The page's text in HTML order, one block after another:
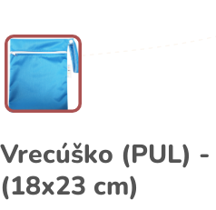
Vrecúško (PUL)
(18x23 cm)